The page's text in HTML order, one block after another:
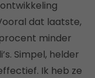
dat laatste,
minder
Simpel, helder
Ik heb ze